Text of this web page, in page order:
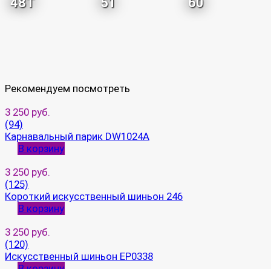
Рекомендуем посмотреть
3 250 руб.
(94)
Карнавальный парик DW1024A
В корзину
3 250 руб.
(125)
Короткий искусственный шиньон 246
В корзину
3 250 руб.
(120)
Искусственный шиньон EP0338